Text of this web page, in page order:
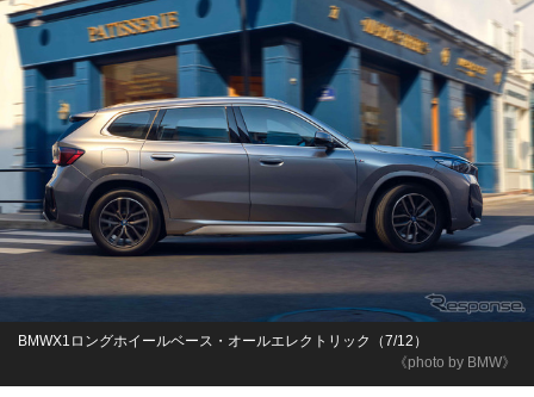
《photo by BMW》
BMWX1ロングホイールベース・オールエレクトリック（7/12）